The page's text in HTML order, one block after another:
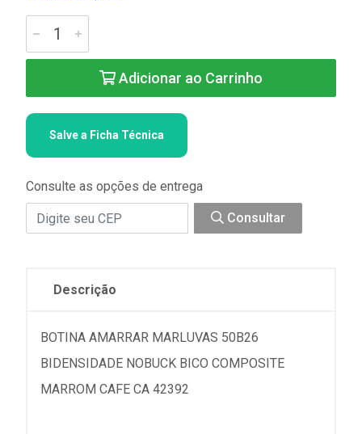
Adicionar ao Carrinho
Salve a Ficha Técnica
Consulte as opções de entrega
Consultar
Descrição
BOTINA AMARRAR MARLUVAS 50B26
BIDENSIDADE NOBUCK BICO COMPOSITE
MARROM CAFE CA 42392